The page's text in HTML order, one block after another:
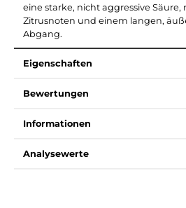
eine starke, nicht aggressive
Zitrusnoten und einem langen,
Abgang.
Eigenschaften
Bewertungen
Informationen
Analysewerte